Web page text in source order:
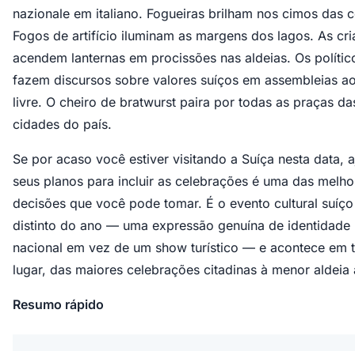
nazionale em italiano. Fogueiras brilham nos cimos das
Fogos de artifício iluminam as margens dos lagos. As
acendem lanternas em procissões nas aldeias. Os
fazem discursos sobre valores suíços em assembleias
livre. O cheiro de bratwurst paira por todas as praças
cidades do país.
Se por acaso você estiver visitando a Suíça nesta data,
seus planos para incluir as celebrações é uma das
decisões que você pode tomar. É o evento cultural
distinto do ano — uma expressão genuína de identidade
nacional em vez de um show turístico — e acontece em
lugar, das maiores celebrações citadinas à menor aldeia
Resumo rápido